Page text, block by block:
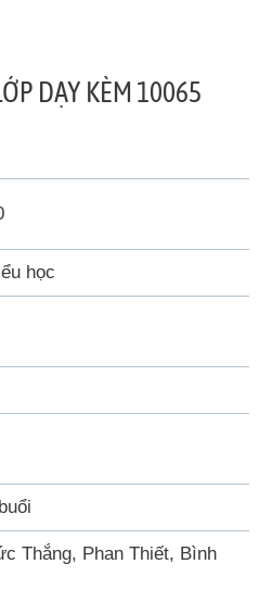
DẠY KÈM 10065
học
Thắng, Phan Thiết, Bình